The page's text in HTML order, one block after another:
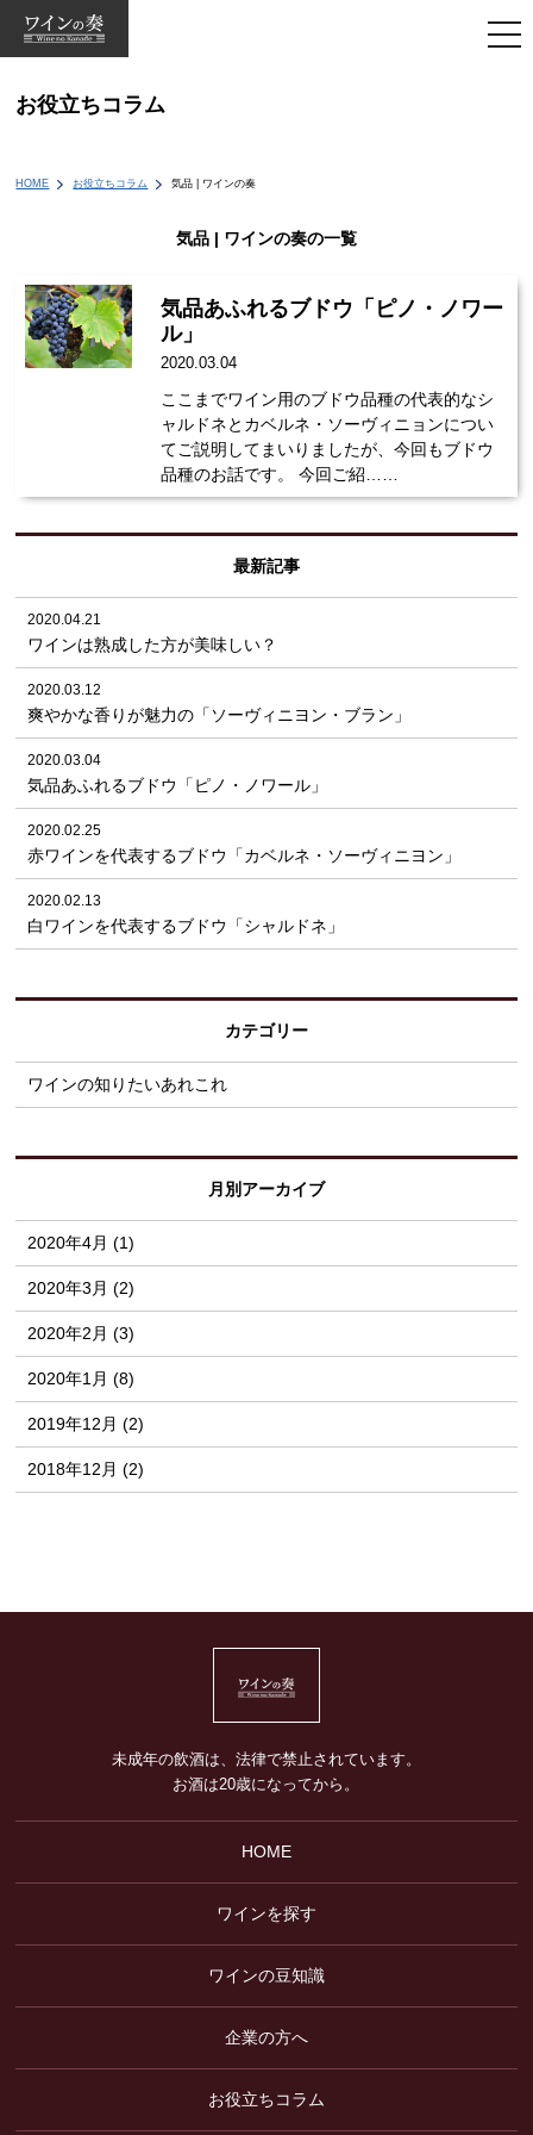
お役立ちコラム
HOME お役立ちコラム 気品 | ワインの奏
気品 | ワインの奏の一覧
気品あふれるブドウ「ピノ・ノワー
ル」
2020.03.04
ここまでワイン用のブドウ品種の代表的なシ
ャルドネとカベルネ・ソーヴィニョンについ
てご説明してまいりましたが、今回もブドウ
品種のお話です。 今回ご紹……
最新記事
2020.04.21
ワインは熟成した方が美味しい？
2020.03.12
爽やかな香りが魅力の「ソーヴィニヨン・ブラン」
2020.03.04
気品あふれるブドウ「ピノ・ノワール」
2020.02.25
赤ワインを代表するブドウ「カベルネ・ソーヴィニヨン」
2020.02.13
白ワインを代表するブドウ「シャルドネ」
カテゴリー
ワインの知りたいあれこれ
月別アーカイブ
2020年4月 (1)
2020年3月 (2)
2020年2月 (3)
2020年1月 (8)
2019年12月 (2)
2018年12月 (2)
未成年の飲酒は、法律で禁止されています。
お酒は20歳になってから。
HOME
ワインを探す
ワインの豆知識
企業の方へ
お役立ちコラム